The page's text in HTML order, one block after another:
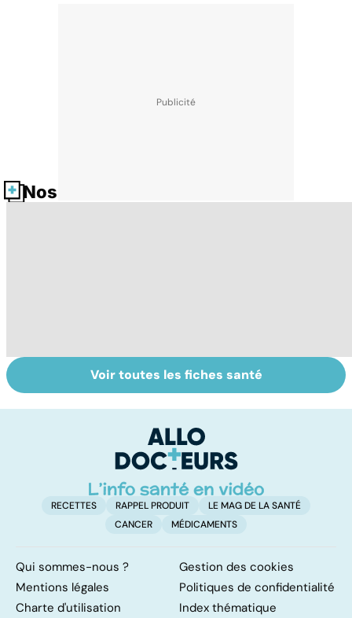
Nos fiches santé
Le magnésium,
un oligo-élément
Intestin irritable :
le régime
solution ?
Voir toutes les fiches santé
RECETTES RAPPEL PRODUIT
LE MAG DE LA SANTÉ
CANCER
MÉDICAMENTS
Qui sommes-nous ?
Gestion des cookies
Mentions légales
Politiques de confidentialité
Charte d'utilisation
Index thématique